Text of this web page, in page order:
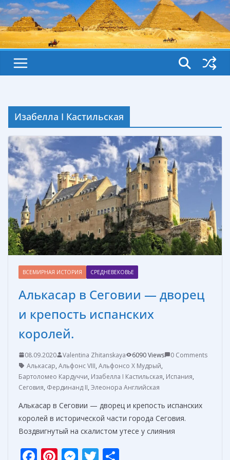
Изабелла I Кастильская
ВСЕМИРНАЯ ИСТОРИЯ СРЕДНЕВЕКОВЬЕ
Алькасар в Сеговии — дворец
и крепость испанских
королей.
08.09.2020 Valentina Zhitanskaya 6090 Views
0 Comments
Алькасар, Альфонс VIII, Альфонсо X Мудрый,
Бартоломео Кардуччи, Изабелла I Кастильская, Испания,
Сеговия, Фердинанд II, Элеонора Английская
Алькасар в Сеговии — дворец и крепость испанских
королей в исторической части города Сеговия.
Воздвигнутый на скалистом утесе у слияния